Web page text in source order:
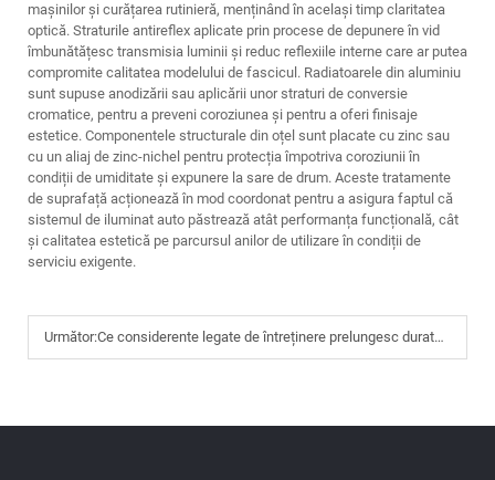
mașinilor și curățarea rutinieră, menținând în același timp claritatea
optică. Straturile antireflex aplicate prin procese de depunere în vid
îmbunătățesc transmisia luminii și reduc reflexiile interne care ar putea
compromite calitatea modelului de fascicul. Radiatoarele din aluminiu
sunt supuse anodizării sau aplicării unor straturi de conversie
cromatice, pentru a preveni coroziunea și pentru a oferi finisaje
estetice. Componentele structurale din oțel sunt placate cu zinc sau
cu un aliaj de zinc-nichel pentru protecția împotriva coroziunii în
condiții de umiditate și expunere la sare de drum. Aceste tratamente
de suprafață acționează în mod coordonat pentru a asigura faptul că
sistemul de iluminat auto păstrează atât performanța funcțională, cât
și calitatea estetică pe parcursul anilor de utilizare în condiții de
serviciu exigente.
Următor:Ce considerente legate de întreținere prelungesc durata de viață a componentelor sistemelor de iluminat auto